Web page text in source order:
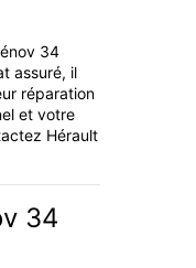
34
assuré, il
réparation
et votre
Hérault
34